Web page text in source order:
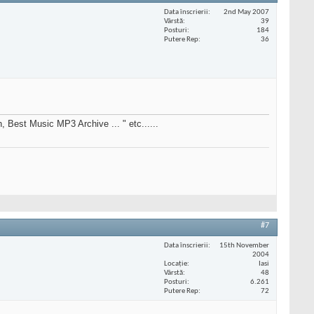
Data înscrierii
2nd May 2007
Vârstă
39
Posturi
184
Putere Rep
36
Best Music MP3 Archive ... " etc......
#7
Data înscrierii
15th November
2004
Locaţie
Iasi
Vârstă
48
Posturi
6.261
Putere Rep
72